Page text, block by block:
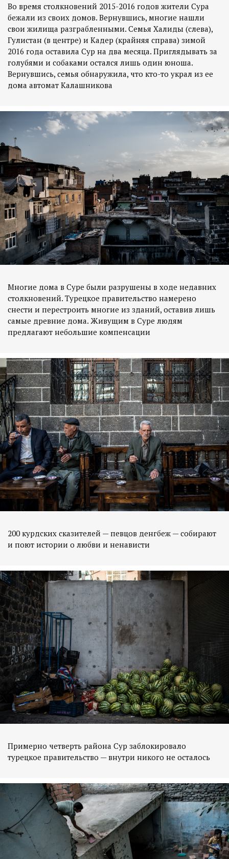
Во время столкновений 2015-2016 годов жители Сура
бежали из своих домов. Вернувшись, многие нашли
свои жилища разграбленными. Семья Халиды (слева),
Гулистан (в центре) и Кадер (крайняя справа) зимой
2016 года оставила Сур на два месяца. Приглядывать за
голубями и собаками остался лишь один юноша.
Вернувшись, семья обнаружила, что кто-то украл из ее
дома автомат Калашникова
Многие дома в Суре были разрушены в ходе недавних
столкновений. Турецкое правительство намерено
снести и перестроить многие из зданий, оставив лишь
самые древние дома. Живущим в Суре людям
200 курдских сказителей — певцов денгбеж — собирают
Примерно четверть района Сур заблокировало